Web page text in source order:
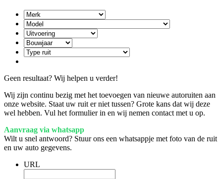
Geen resultaat? Wij helpen u verder!
Wij zijn continu bezig met het toevoegen van nieuwe autoruiten aan
onze website. Staat uw ruit er niet tussen? Grote kans dat wij deze
wel hebben. Vul het formulier in en wij nemen contact met u op.
Aanvraag via whatsapp
Wilt u snel antwoord? Stuur ons een whatsappje met foto van de ruit
en uw auto gegevens.
URL